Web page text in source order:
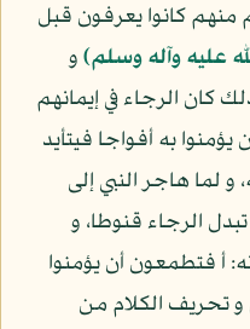
كانوا يعرفون قبل
عليه وآله وسلم)و
كان الرجاء في إيمانهم
به أفواجا فيتأيد
و لما هاجر النبي إلى
الرجاء قنوطا، و
أ فتطمعون أن يؤمنوا
و تحريف الكلام من